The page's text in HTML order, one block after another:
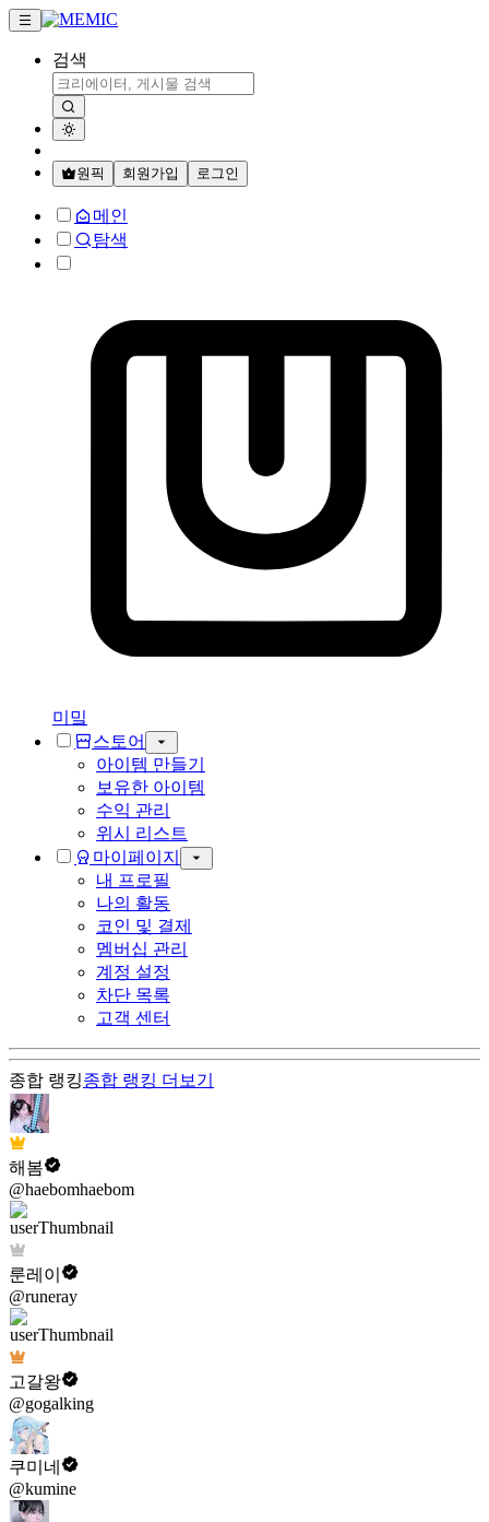
검색
원픽 회원가입 로그인
메인
탐색
미밐
스토어
아이템 만들기
보유한 아이템
수익 관리
위시 리스트
마이페이지
내 프로필
나의 활동
코인 및 결제
멤버십 관리
계정 설정
차단 목록
고객 센터
종합 랭킹종합 랭킹 더보기
해봄
@haebomhaebom
룬레이
@runeray
고갈왕
@gogalking
쿠미네
@kumine